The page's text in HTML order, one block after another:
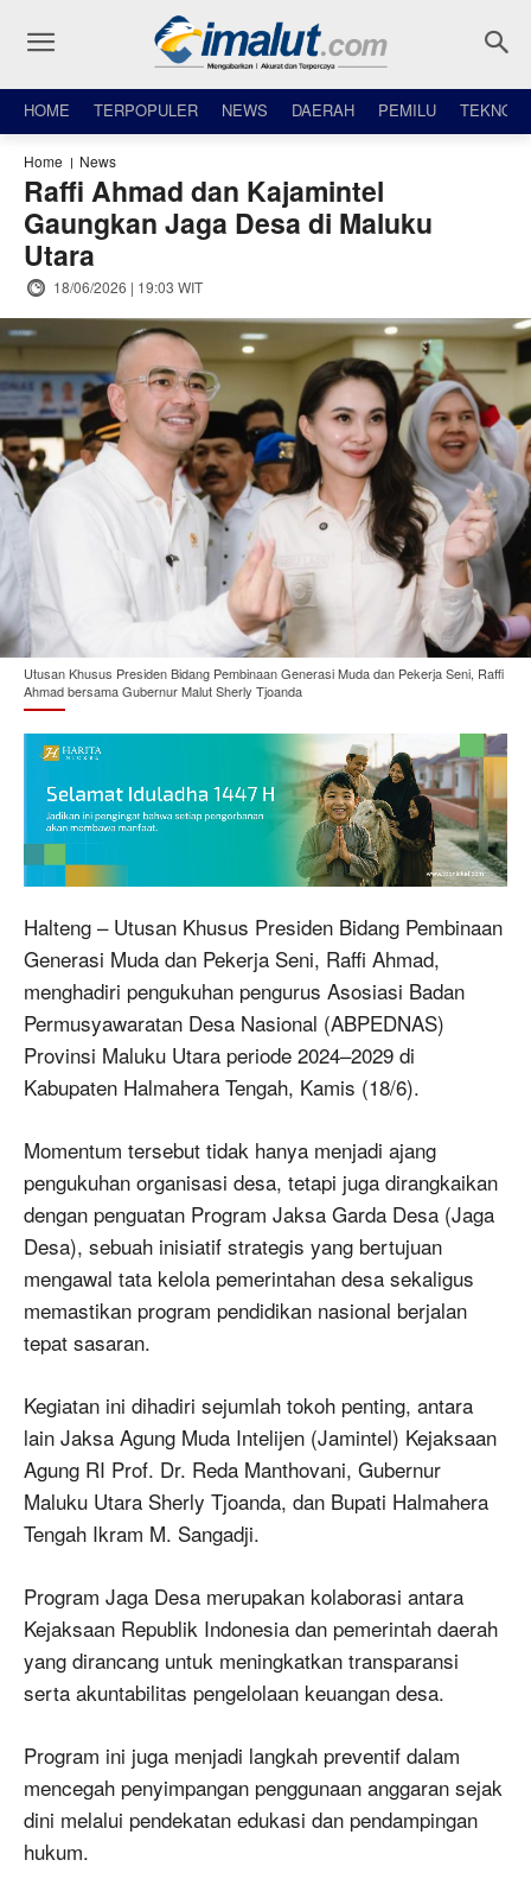
HOME TERPOPULER NEWS DAERAH PEMILU TEKNO
Home News
Raffi Ahmad dan Kajamintel
Gaungkan Jaga Desa di Maluku
Utara
18/06/2026 | 19:03 WIT
Utusan Khusus Presiden Bidang Pembinaan Generasi Muda dan Pekerja Seni, Raffi
Ahmad bersama Gubernur Malut Sherly Tjoanda
Halteng – Utusan Khusus Presiden Bidang Pembinaan
Generasi Muda dan Pekerja Seni, Raffi Ahmad,
menghadiri pengukuhan pengurus Asosiasi Badan
Permusyawaratan Desa Nasional (ABPEDNAS)
Provinsi Maluku Utara periode 2024–2029 di
Kabupaten Halmahera Tengah, Kamis (18/6).
Momentum tersebut tidak hanya menjadi ajang
pengukuhan organisasi desa, tetapi juga dirangkaikan
dengan penguatan Program Jaksa Garda Desa (Jaga
Desa), sebuah inisiatif strategis yang bertujuan
mengawal tata kelola pemerintahan desa sekaligus
memastikan program pendidikan nasional berjalan
tepat sasaran.
Kegiatan ini dihadiri sejumlah tokoh penting, antara
lain Jaksa Agung Muda Intelijen (Jamintel) Kejaksaan
Agung RI Prof. Dr. Reda Manthovani, Gubernur
Maluku Utara Sherly Tjoanda, dan Bupati Halmahera
Tengah Ikram M. Sangadji.
Program Jaga Desa merupakan kolaborasi antara
Kejaksaan Republik Indonesia dan pemerintah daerah
yang dirancang untuk meningkatkan transparansi
serta akuntabilitas pengelolaan keuangan desa.
Program ini juga menjadi langkah preventif dalam
mencegah penyimpangan penggunaan anggaran sejak
dini melalui pendekatan edukasi dan pendampingan
hukum.